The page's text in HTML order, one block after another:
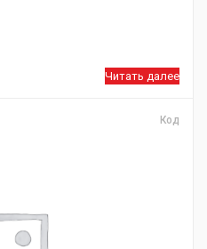
Читать далее
Код